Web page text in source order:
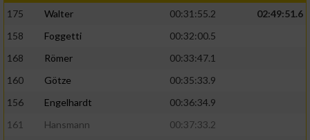
175 Walter 00:31:55.2
02:49:51.6
158
Foggetti
00:32:00.5
168
Römer
00:33:47.1
160
Götze
00:35:33.9
156
Engelhardt
00:36:34.9
161
Hansmann
00:37:33.2